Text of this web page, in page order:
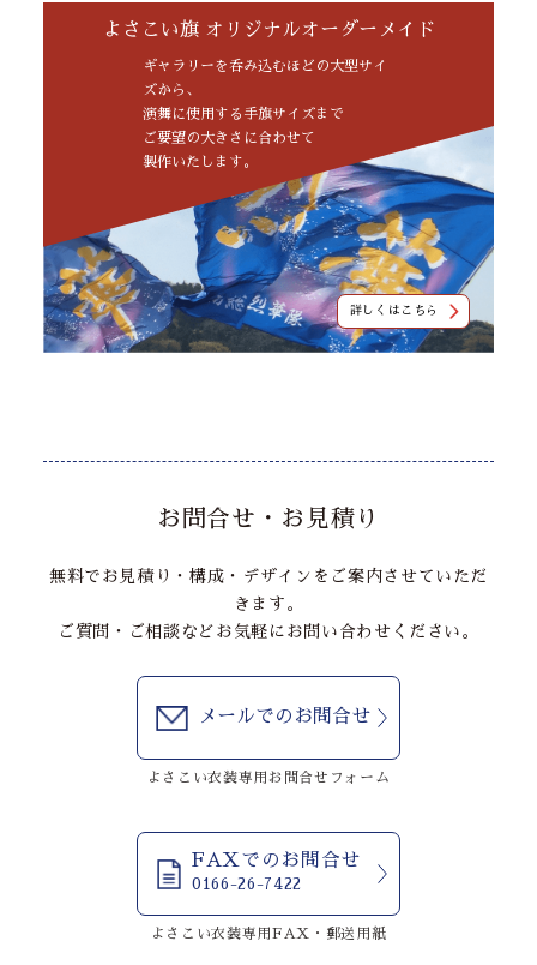
よさこい旗 オリジナルオーダーメイド
ギャラリーを呑み込むほどの大型サイ
ズから、
演舞に使用する手旗サイズまで
ご要望の大きさに合わせて
製作いたします。
詳しくはこちら
お問合せ・お見積り
無料でお見積り・構成・デザインをご案内させていただ
きます。
ご質問・ご相談などお気軽にお問い合わせください。
メールでのお問合せ
よさこい衣装専用お問合せフォーム
FAXでのお問合せ
0166-26-7422
よさこい衣装専用FAX・郵送用紙